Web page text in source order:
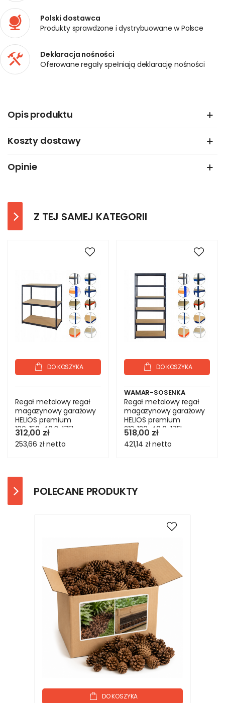
Polski dostawca
Produkty sprawdzone i dystrybuowane w Polsce
Deklaracja nośności
Oferowane regały spełniają deklarację nośności
Opis produktu
Koszty dostawy
Opinie
Z TEJ SAMEJ KATEGORII
DO KOSZYKA
Regał metalowy regał
magazynowy garażowy
HELIOS premium
106x150x40 3x175kg
312,00 zł
253,66 złnetto
DO KOSZYKA
WAMAR-SOSENKA
Regał metalowy regał
magazynowy garażowy
HELIOS premium
213x120x40 6x175kg
518,00 zł
421,14 złnetto
POLECANE PRODUKTY
DO KOSZYKA